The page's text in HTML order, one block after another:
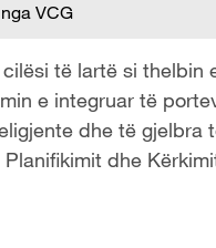
VCG
të lartë si thelbin
e integruar të
dhe të gjelbra
dhe